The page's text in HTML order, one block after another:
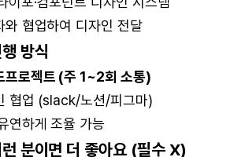
와 협업하여 디자인 전달
방식
프로젝트 (주 1~2회 소통)
협업 (slack/노션/피그마)
연하게 조율 가능
분이면 더 좋아요 (필수 X)